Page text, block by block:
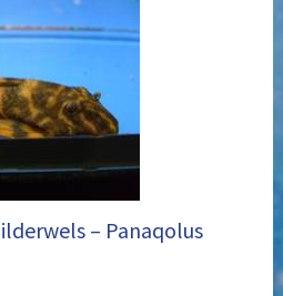
– Panaqolus